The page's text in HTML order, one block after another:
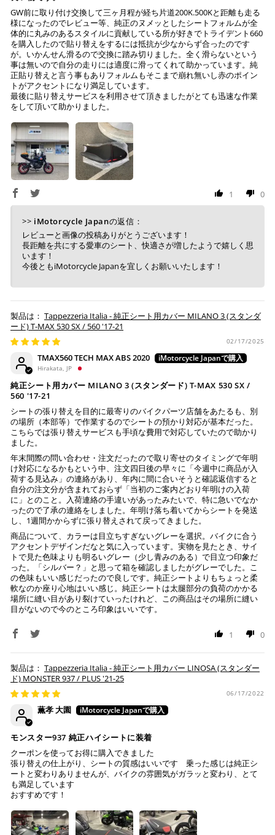
ートで、加工をしていない
純正シートにダメージはない (シートベースの歪みや割
れ、スポンジの破れ等)
注意事項
Tappezzeria Italia製品は、純正シートの形状に合わせて
製造されておりますが、シートの状態により弊社で作業
不可と判断した場合には、ご連絡の上返送させていただ
く場合もございます。
送っていただいた純正シートが、適合外の車両と発覚
し、それにより不具合等生じた際には、弊社は一切の責
任を負いません。
作業後、仕上がりを確認し発送させていただきますの
で、その後の張り直しについてはお受けできかねます。
Visa、Mastercard、JCBのみです。
キャッシュレス決済
上記キャッシュレス決済アカウントからご希望のお支払
い方法をご選択頂き、クリックするだけで簡単に支払い
が完了します。
※ ご利用には事前にPayPay、Apple Payの利用登録が
必要です。
コンビニ決済(事前決済)
上記コンビニでお支払い頂けます。
入金確認が取れ次第、商品を手配させて頂きます。
店内端末にて操作後、レジにてお支払いください。
※ 支払期限はご注文日より7日以内とさせて頂いてお
り、万が一過ぎてしまった場合は自動でご注文はキャン
※ 税込300,000円以上のお買い物の際にはご利用頂けま
※ お支払いは現金のみとなります。
銀行振込(事前決済)
ご注文時に情報をお知らせ致しますので、指定の口座に
お振り込みください。
入金確認が取れ次第、商品を手配させて頂きます。
※ お支払期限はご注文日より7日以内とさせて頂いてお
り、万が一過ぎてしまった場合はご注文をキャンセルさ
せて頂きます。
※ 振込手数料はご負担ください。
GW前に取り付け交換して三ヶ月程が経ち片道200K.500Kと距離も走る
様になったのでレビュー等、純正のヌメッとしたシートフォルムが全
体的に丸みのあるスタイルに貢献している所が好きでトライデント660
を購入したので貼り替えをするには抵抗が少なからず合ったのです
が。いかんせん滑るので交換に踏み切りました。全く滑らないという
事は無いので自分の走りには適度に滑ってくれて助かっています。純
正貼り替えと言う事もありフォルムもそこまで崩れ無いし赤のポイン
トがアクセントになり満足しています。
最後に貼り替えサービスを利用させて頂きましたがとても迅速な作業
をして頂いて助かりました。
1 0
>> iMotorcycle Japanの返信：
レビューと画像の投稿ありがとうございます！
長距離を共にする愛車のシート、快適さが増したようで嬉しく思
います！
今後ともiMotorcycle Japanを宜しくお願いいたします！
Tappezzeria Italia - 純正シート用カバー MILANO 3 (スタンダ
ード) T-MAX 530 SX / 560 '17-21
02/17/2025
TMAX560 TECH MAX ABS 2020
Hirakata, JP
純正シート用カバー MILANO 3 (スタンダード) T-MAX 530 SX /
560 '17-21
シートの張り替えを目的に最寄りのバイクパーツ店舗をあたるも、別
の場所（本部等）で作業するのでシートの預かり対応が基本だった。
こちらでは張り替えサービスも手頃な費用で対応していたので助かり
ました。
年末間際の問い合わせ・注文だったので取り寄せのタイミングで年明
け対応になるかもという中、注文四日後の早々に「今週中に商品が入
荷する見込み」の連絡があり、年内に間に合いそうと確認返信すると
自分の注文分が含まれておらず「当初のご案内どおり年明けの入荷
に」とのこと。入荷連絡の手違いがあったみたいで、特に急いでなか
ったので了承の連絡をしました。年明け落ち着いてからシートを発送
し、1週間かからずに張り替えされて戻ってきました。
商品について、カラーは目立ちすぎないグレーを選択。バイクに合う
アクセントデザインだなと気に入っています。実物を見たとき、サイ
トで見た色味よりも明るいグレー（少し青みのある）で目立つ印象だ
った。「シルバー？」と思って箱を確認しましたがグレーでした。こ
の色味もいい感じだったので良しです。純正シートよりもちょっと柔
軟なのか座り心地はいい感じ。純正シートは太腿部分の負荷のかかる
場所に縫い目があり裂けていったけれど、この商品はその場所に縫い
目がないので今のところ印象はいいです。
1 0
Tappezzeria Italia - 純正シート用カバー LINOSA (スタンダー
ド) MONSTER 937 / PLUS '21-25
06/17/2022
薫孝 大園
モンスター937 純正ハイシートに装着
クーポンを使ってお得に購入できました
張り替えの仕上がり、シートの質感はいいです 乗った感じは純正シ
ートと変わりありませんが、バイクの雰囲気がガラッと変わり、とて
も満足しています
おすすめです！